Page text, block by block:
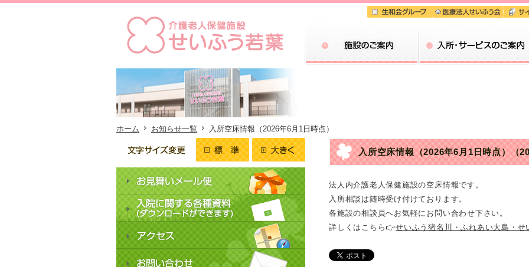
ホーム お知らせ一覧 入所空床情報（2026年6月1日時点）
入所空床情報（2026年6月1日時点）（
法人内介護老人保健施設の空床情報です。
入所相談は随時受け付けております。
各施設の相談員へお気軽にお問い合わせ下さい。
詳しくはこちら👉せいふう猪名川・ふれあい大島・せ